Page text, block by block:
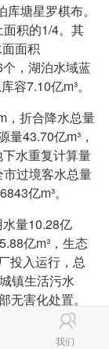
塘星罗棋布。
面积的1/4。其
面积
，湖泊水域蓝
容7.10亿m³。
，折合降水总量
量43.70亿m³ ，
下水重复计算量
市过境客水总量
亿m³。
水量10.28亿
亿m³ ，生态
投入运行，总
镇生活污水
害化处置。
沙河、府澴河
我们